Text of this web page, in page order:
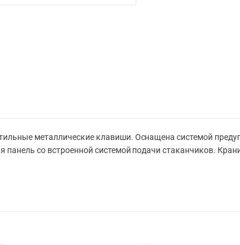
металлические клавиши. Оснащена системой
со встроенной системой подачи стаканчиков.